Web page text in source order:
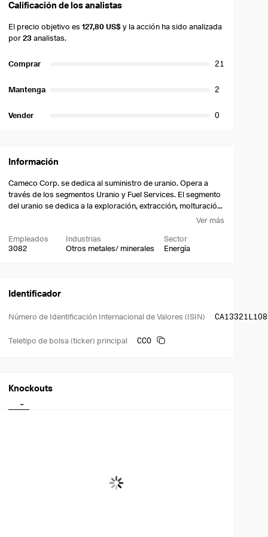
Calificación de los analistas
El precio objetivo es127,80 US$y la acción ha sido analizada
por23 analistas.
Comprar 21
Mantenga 2
Vender 0
Información
Cameco Corp. se dedica al suministro de uranio. Opera a
través de los segmentos Uranio y Fuel Services. El segmento
del uranio se dedica a la exploración, extracción, molturación,
compra y venta de concentrado de uranio. El segmento de
y fabricación de concentrado de uranio y de la compraventa
de servicios de conversión. La empresa se fundó en 1988 y
Ver más
Empleados
3082
Industrias
Otros metales/ minerales
Sector
Energía
Identificador
Número de Identificación Internacional de Valores (ISIN)
Teletipo de bolsa (ticker) principal CCO
Knockouts